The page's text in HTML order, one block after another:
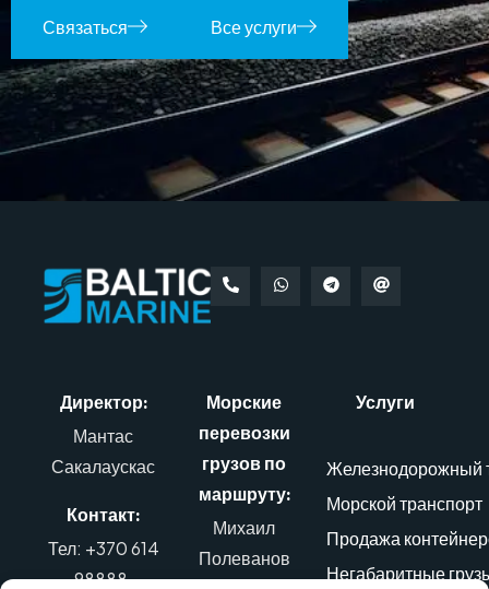
Связаться Все услуги
Директор:
Мантас
Сакалаускас
Контакт:
Тел: +370 614
98888,
Морские
перевозки
грузов по
маршруту:
Михаил
Полеванов
Услуги
Железнодорожный
Морской транспорт
Продажа
Негабаритные